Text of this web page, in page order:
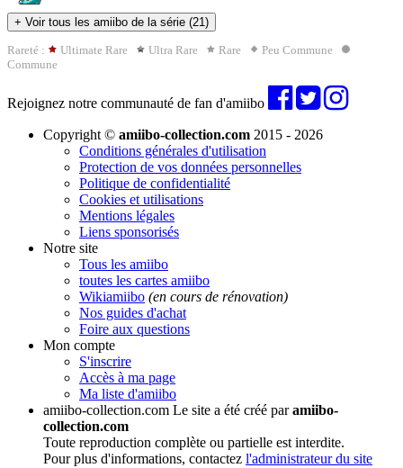
+ Voir tous les amiibo de la série (21)
Rareté : Ultimate Rare Ultra Rare Rare
Peu Commune
Commune
Rejoignez notre communauté de fan d'amiibo
Copyright © amiibo-collection.com 2015 - 2026
Conditions générales d'utilisation
Protection de vos données personnelles
Politique de confidentialité
Cookies et utilisations
Mentions légales
Liens sponsorisés
Notre site
Tous les amiibo
toutes les cartes amiibo
Wikiamiibo (en cours de rénovation)
Nos guides d'achat
Foire aux questions
Mon compte
S'inscrire
Accès à ma page
Ma liste d'amiibo
amiibo-collection.com Le site a été créé paramiibo-
collection.com
Toute reproduction complète ou partielle est interdite.
Pour plus d'informations, contactez l'administrateur du site